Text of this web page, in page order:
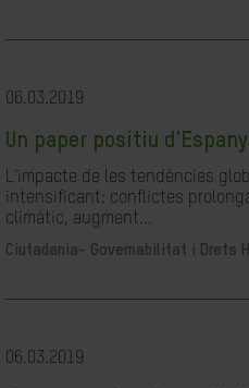
06.03.2019
Un paper positiu
L'impacte de les tendències
intensificant: conflictes
climàtic, augment...
Ciutadania- Governabilitat i Drets
06.03.2019